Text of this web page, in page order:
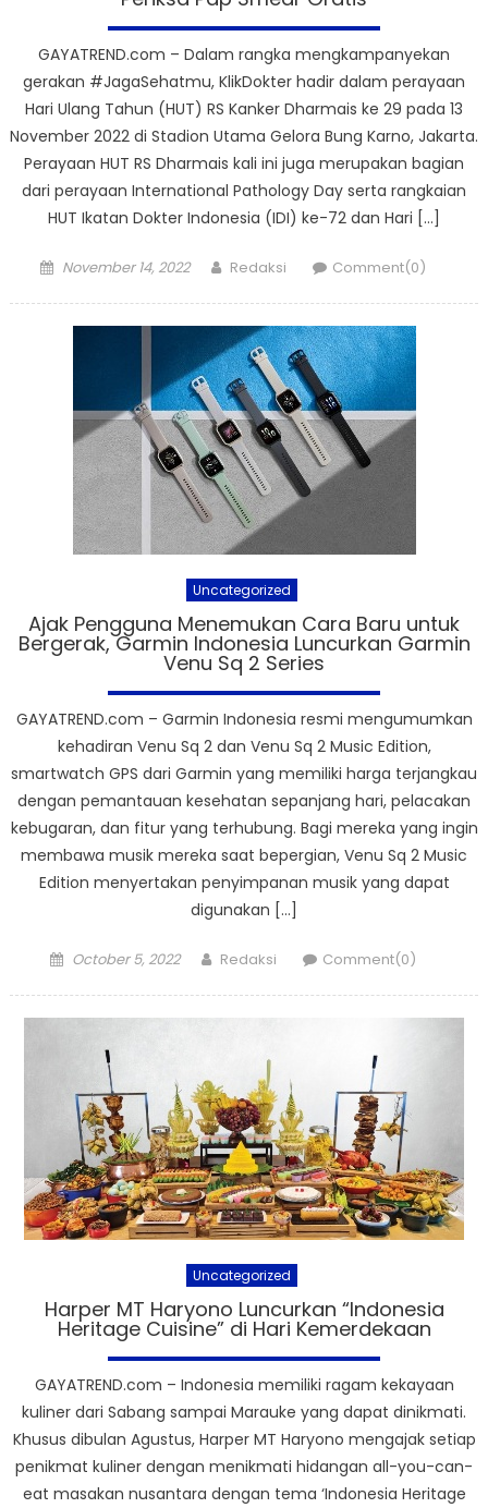
GAYATREND.com – Dalam rangka mengkampanyekan
gerakan #JagaSehatmu, KlikDokter hadir dalam perayaan
Hari Ulang Tahun (HUT) RS Kanker Dharmais ke 29 pada 13
November 2022 di Stadion Utama Gelora Bung Karno, Jakarta.
Perayaan HUT RS Dharmais kali ini juga merupakan bagian
dari perayaan International Pathology Day serta rangkaian
HUT Ikatan Dokter Indonesia (IDI) ke-72 dan Hari […]
Posted
November 14, 2022 Author
Redaksi Comment(0)
Uncategorized
Ajak Pengguna Menemukan Cara Baru untuk
Bergerak, Garmin Indonesia Luncurkan Garmin
Venu Sq 2 Series
GAYATREND.com – Garmin Indonesia resmi mengumumkan
kehadiran Venu Sq 2 dan Venu Sq 2 Music Edition,
smartwatch GPS dari Garmin yang memiliki harga terjangkau
dengan pemantauan kesehatan sepanjang hari, pelacakan
kebugaran, dan fitur yang terhubung. Bagi mereka yang ingin
membawa musik mereka saat bepergian, Venu Sq 2 Music
Edition menyertakan penyimpanan musik yang dapat
digunakan […]
Posted
October 5, 2022 Author
Redaksi Comment(0)
Uncategorized
Harper MT Haryono Luncurkan “Indonesia
Heritage Cuisine” di Hari Kemerdekaan
GAYATREND.com – Indonesia memiliki ragam kekayaan
kuliner dari Sabang sampai Marauke yang dapat dinikmati.
Khusus dibulan Agustus, Harper MT Haryono mengajak setiap
penikmat kuliner dengan menikmati hidangan all-you-can-
eat masakan nusantara dengan tema ‘Indonesia Heritage